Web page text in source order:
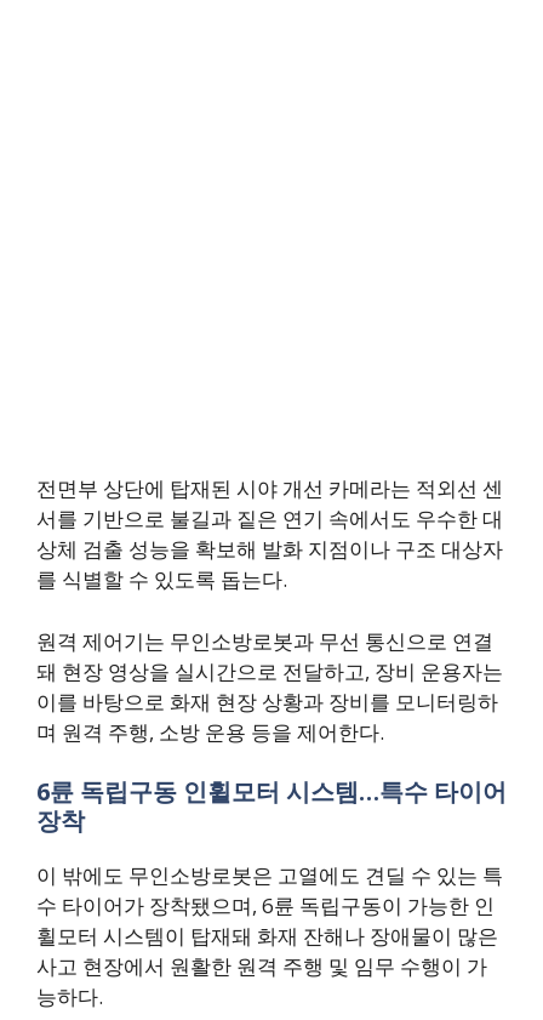
전면부 상단에 탑재된 시야 개선 카메라는 적외선 센
서를 기반으로 불길과 짙은 연기 속에서도 우수한 대
상체 검출 성능을 확보해 발화 지점이나 구조 대상자
를 식별할 수 있도록 돕는다.
원격 제어기는 무인소방로봇과 무선 통신으로 연결
돼 현장 영상을 실시간으로 전달하고, 장비 운용자는
이를 바탕으로 화재 현장 상황과 장비를 모니터링하
며 원격 주행, 소방 운용 등을 제어한다.
6륜 독립구동 인휠모터 시스템…특수 타이어
장착
이 밖에도 무인소방로봇은 고열에도 견딜 수 있는 특
수 타이어가 장착됐으며, 6륜 독립구동이 가능한 인
휠모터 시스템이 탑재돼 화재 잔해나 장애물이 많은
사고 현장에서 원활한 원격 주행 및 임무 수행이 가
능하다.